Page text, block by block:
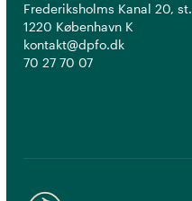
Frederiksholms Kanal 20, st.
1220 København K
kontakt@dpfo.dk
70 27 70 07